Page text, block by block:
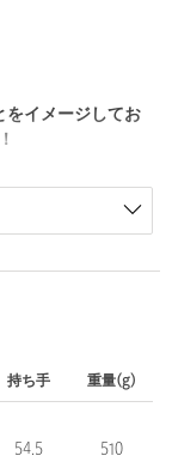
をイメージしてお
イリッシュなバッ
しているので、
持ち手 重量(g)
54.5 510